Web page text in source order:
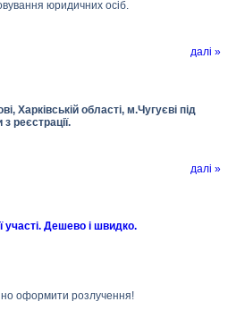
юридичних осіб.
далі »
Харківській області, м.Чугуєві під
реєстрації.
далі »
участі. Дешево і швидко.
оформити розлучення!